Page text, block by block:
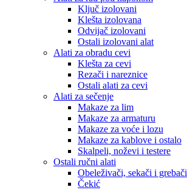
Ključ izolovani
Klešta izolovana
Odvijač izolovani
Ostali izolovani alat
Alati za obradu cevi
Klešta za cevi
Rezači i nareznice
Ostali alati za cevi
Alati za sečenje
Makaze za lim
Makaze za armaturu
Makaze za voće i lozu
Makaze za kablove i ostalo
Skalpeli, noževi i testere
Ostali ručni alati
Obeleživači, sekači i grebači
Čekić